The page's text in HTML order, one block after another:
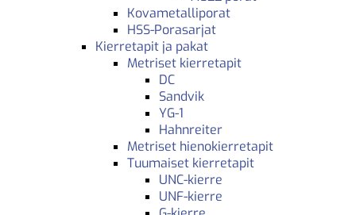
Kovametalliporat
HSS-Porasarjat
Kierretapit ja pakat
Metriset kierretapit
DC
Sandvik
YG-1
Hahnreiter
Metriset hienokierretapit
Tuumaiset kierretapit
UNC-kierre
UNF-kierre